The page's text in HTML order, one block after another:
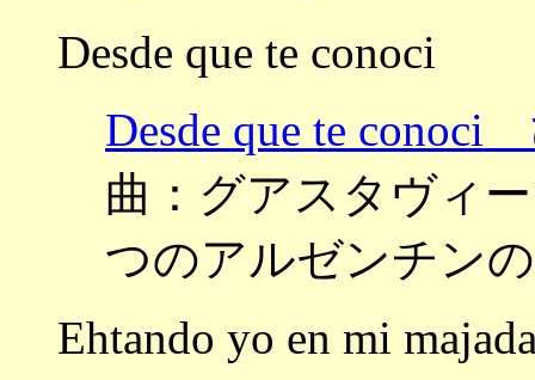
Desde que te conoci
Desde que te
曲：グアスタヴィー
つのアルゼンチン
Ehtando yo en mi